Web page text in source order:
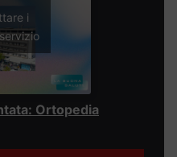
i
Ortopedia